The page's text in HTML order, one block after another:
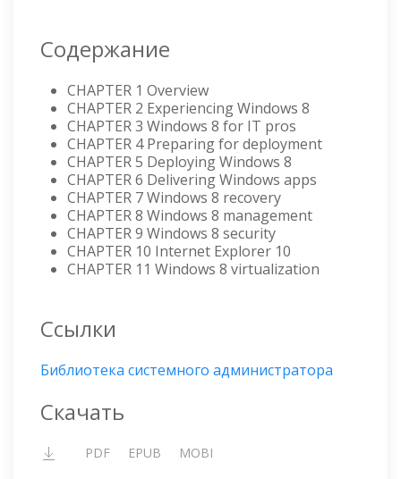
Содержание
CHAPTER 1 Overview
CHAPTER 2 Experiencing Windows 8
CHAPTER 3 Windows 8 for IT pros
CHAPTER 4 Preparing for deployment
CHAPTER 5 Deploying Windows 8
CHAPTER 6 Delivering Windows apps
CHAPTER 7 Windows 8 recovery
CHAPTER 8 Windows 8 management
CHAPTER 9 Windows 8 security
CHAPTER 10 Internet Explorer 10
CHAPTER 11 Windows 8 virtualization
Ссылки
Библиотека системного администратора
Скачать
PDF EPUB MOBI